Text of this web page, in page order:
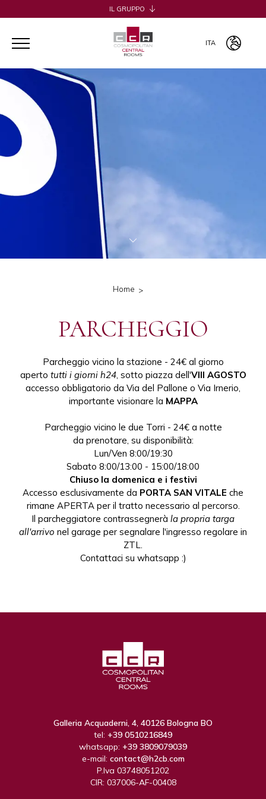
IL GRUPPO
H2CB
ACQUADERNI ROOMS
051 BOUTIQUE
COSMOPOLITAN CENTRAL ROOMS
ITA
Home
PARCHEGGIO
Parcheggio vicino la stazione - 24€ al giorno
aperto tutti i giorni h24, sotto piazza dell'VIII AGOSTO
accesso obbligatorio da Via del Pallone o Via Irnerio,
importante visionare la MAPPA
Parcheggio vicino le due Torri - 24€ a notte
da prenotare, su disponibilità:
Lun/Ven 8:00/19:30
Sabato 8:00/13:00 - 15:00/18:00
Chiuso la domenica e i festivi
Accesso esclusivamente da PORTA SAN VITALE che
rimane APERTA per il tratto necessario al percorso.
Il parcheggiatore contrassegnerà la propria targa
all'arrivo nel garage per segnalare l'ingresso regolare in
ZTL.
Contattaci su whatsapp :)
Galleria Acquaderni, 4, 40126 Bologna BO
tel: +39 0510216849
whatsapp: +39 3809079039
e-mail: contact@h2cb.com
P.Iva 03748051202
CIR: 037006-AF-00408